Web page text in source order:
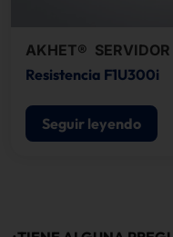
AKHET®
Resistencia F1U300i
Seguir leyendo